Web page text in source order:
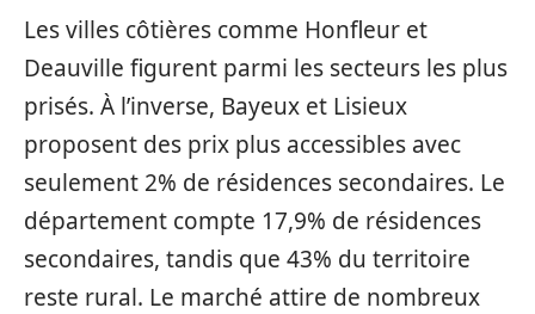
Les villes côtières comme Honfleur et
Deauville figurent parmi les secteurs les plus
prisés. À l’inverse, Bayeux et Lisieux
proposent des prix plus accessibles avec
seulement 2% de résidences secondaires. Le
département compte 17,9% de résidences
secondaires, tandis que 43% du territoire
reste rural. Le marché attire de nombreux